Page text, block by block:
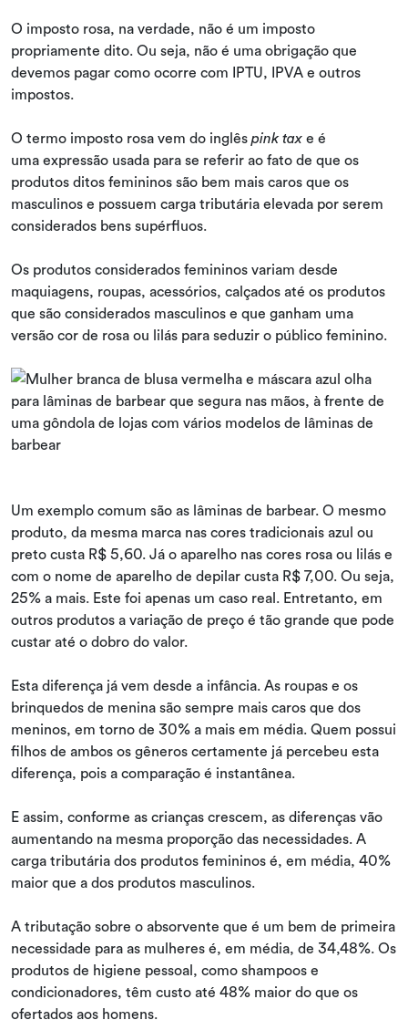
O imposto rosa, na verdade, não é um imposto
propriamente dito. Ou seja, não é uma obrigação que
devemos pagar como ocorre com IPTU, IPVA e outros
impostos.
O termo imposto rosa vem do inglês pink tax e é
uma expressão usada para se referir ao fato de que os
produtos ditos femininos são bem mais caros que os
masculinos e possuem carga tributária elevada por serem
considerados bens supérfluos.
Os produtos considerados femininos variam desde
maquiagens, roupas, acessórios, calçados até os produtos
que são considerados masculinos e que ganham uma
versão cor de rosa ou lilás para seduzir o público feminino.
Um exemplo comum são as lâminas de barbear. O mesmo
produto, da mesma marca nas cores tradicionais azul ou
preto custa R$ 5,60. Já o aparelho nas cores rosa ou lilás e
com o nome de aparelho de depilar custa R$ 7,00. Ou seja,
25% a mais. Este foi apenas um caso real. Entretanto, em
outros produtos a variação de preço é tão grande que pode
custar até o dobro do valor.
Esta diferença já vem desde a infância. As roupas e os
brinquedos de menina são sempre mais caros que dos
meninos, em torno de 30% a mais em média. Quem possui
filhos de ambos os gêneros certamente já percebeu esta
diferença, pois a comparação é instantânea.
E assim, conforme as crianças crescem, as diferenças vão
aumentando na mesma proporção das necessidades. A
carga tributária dos produtos femininos é, em média, 40%
maior que a dos produtos masculinos.
A tributação sobre o absorvente que é um bem de primeira
necessidade para as mulheres é, em média, de 34,48%. Os
produtos de higiene pessoal, como shampoos e
condicionadores, têm custo até 48% maior do que os
ofertados aos homens.